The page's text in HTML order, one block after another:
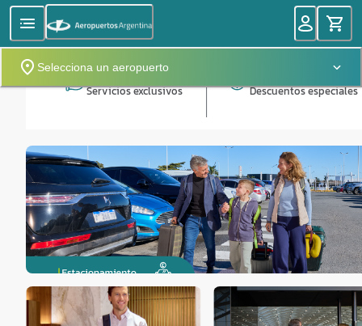
Selecciona un aeropuerto
Servicios exclusivos Descuentos especiales